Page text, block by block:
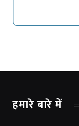
हमारे बारे में